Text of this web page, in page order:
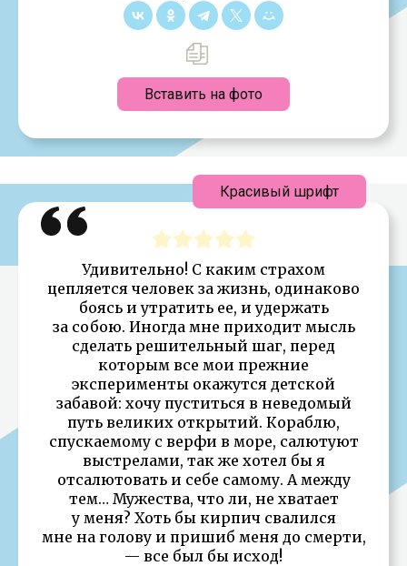
Вставить на фото
Удивительно! С каким страхом
цепляется человек за жизнь, одинаково
боясь и утратить ее, и удержать
за собою. Иногда мне приходит мысль
сделать решительный шаг, перед
которым все мои прежние
эксперименты окажутся детской
забавой: хочу пуститься в неведомый
путь великих открытий. Кораблю,
спускаемому с верфи в море, салютуют
выстрелами, так же хотел бы я
отсалютовать и себе самому. А между
тем… Мужества, что ли, не хватает
у меня? Хоть бы кирпич свалился
мне на голову и пришиб меня до смерти,
— все был бы исход!
Красивый шрифт